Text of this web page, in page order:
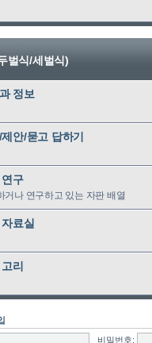
벌식/세벌식)
정보
안/묻고 답하기
구
거나 연구하고 있는 자판 배열
료실
리
비밀번호: